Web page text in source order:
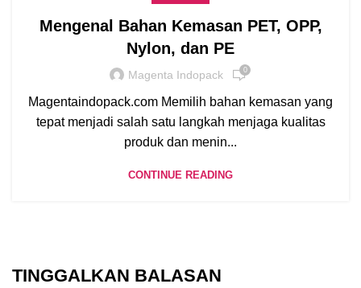
Mengenal Bahan Kemasan PET, OPP,
Nylon, dan PE
Magenta Indopack 0
Magentaindopack.com Memilih bahan kemasan yang
tepat menjadi salah satu langkah menjaga kualitas
produk dan menin...
CONTINUE READING
TINGGALKAN BALASAN